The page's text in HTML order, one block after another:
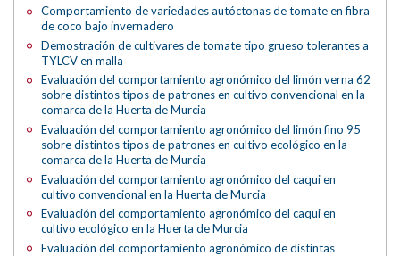
Comportamiento de variedades autóctonas de tomate en fibra
de coco bajo invernadero
Demostración de cultivares de tomate tipo grueso tolerantes a
TYLCV en malla
Evaluación del comportamiento agronómico del limón verna 62
sobre distintos tipos de patrones en cultivo convencional en la
comarca de la Huerta de Murcia
Evaluación del comportamiento agronómico del limón fino 95
sobre distintos tipos de patrones en cultivo ecológico en la
comarca de la Huerta de Murcia
Evaluación del comportamiento agronómico del caqui en
cultivo convencional en la Huerta de Murcia
Evaluación del comportamiento agronómico del caqui en
cultivo ecológico en la Huerta de Murcia
Evaluación del comportamiento agronómico de distintas